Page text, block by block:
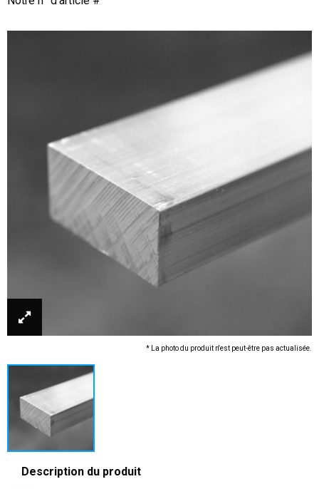
* La photo du produit n'est peut-être pas actualisée.
Description du produit